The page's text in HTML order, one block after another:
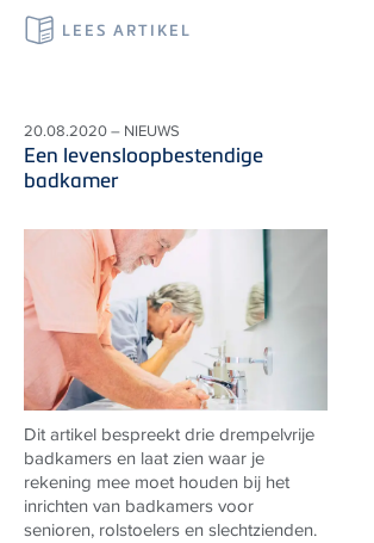
LEES ARTIKEL
20.08.2020 – NIEUWS
Een levensloopbestendige
badkamer
Dit artikel bespreekt drie drempelvrije
badkamers en laat zien waar je
rekening mee moet houden bij het
inrichten van badkamers voor
senioren, rolstoelers en slechtzienden.